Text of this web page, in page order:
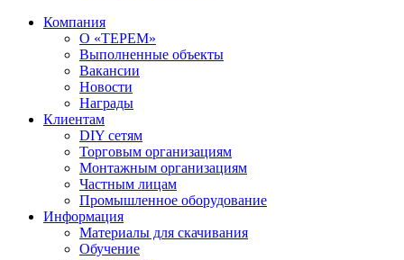
Компания
О «ТЕРЕМ»
Выполненные объекты
Вакансии
Новости
Награды
Клиентам
DIY сетям
Торговым организациям
Монтажным организациям
Частным лицам
Промышленное оборудование
Информация
Материалы для скачивания
Обучение